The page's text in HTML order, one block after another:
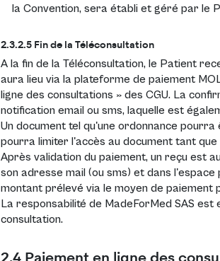
la Convention, sera établi et géré par le
2.3.2.5 Fin de la Téléconsultation
A la fin de la Téléconsultation, le Patient
aura lieu via la plateforme de paiement
ligne des consultations » des CGU. La
notification email ou sms, laquelle est
Un document tel qu'une ordonnance
pourra limiter l'accès au document tant
Après validation du paiement, un reçu est
son adresse mail (ou sms) et dans
montant prélevé via le moyen de paiement
La responsabilité de MadeForMed SAS est
consultation.